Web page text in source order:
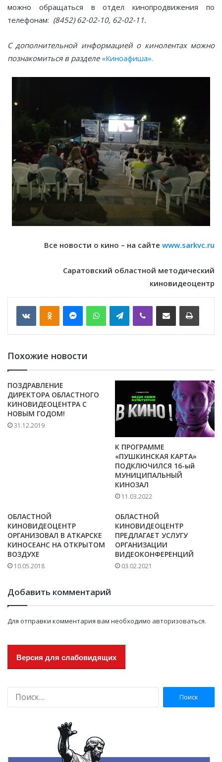
можно обращаться в отдел кинопродвижения по
телефонам: (8452) 62-02-10, 62-02-11.
С дополнительной информацией о кинолентах можно
познакомиться в разделе «Киноафиша».
Все новости о кино – на сайте www.sarkvc.ru
Саратовский областной методический
киновидеоцентр
VKontakte WhatsApp Telegram
Похожие новости
ПОЗДРАВЛЕНИЕ
ДИРЕКТОРА ОБЛАСТНОГО
КИНОВИДЕОЦЕНТРА С
НОВЫМ ГОДОМ!
31.12.2019
К ПРОГРАММЕ
«ПУШКИНСКАЯ КАРТА»
ПОДКЛЮЧИЛСЯ 16-ый
МУНИЦИПАЛЬНЫЙ
КИНОЗАЛ
11.03.2022
ОБЛАСТНОЙ
КИНОВИДЕОЦЕНТР
ОРГАНИЗОВАЛ В АТКАРСКЕ
КИНОСЕАНС НА ОТКРЫТОМ
ВОЗДУХЕ
10.05.2018
ОБЛАСТНОЙ
КИНОВИДЕОЦЕНТР
ПРЕДЛАГАЕТ УСЛУГУ
ОРГАНИЗАЦИИ
ВИДЕОКОНФЕРЕНЦИЙ
03.02.2021
Добавить комментарий
Для отправки комментария вам необходимо авторизоваться.
Версия для слабовидящих